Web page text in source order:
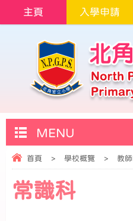
主頁 入學申請
MENU
首頁 > 學校概覽 > 教
常識科